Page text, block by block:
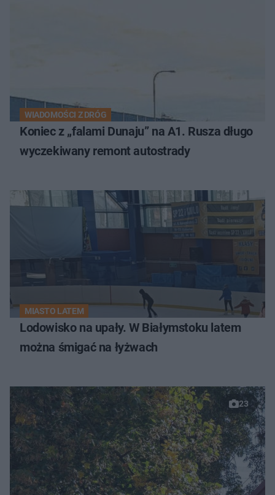
WIADOMOŚCI Z DRÓG
Koniec z „falami Dunaju” na A1. Rusza długo
wyczekiwany remont autostrady
MIASTO LATEM
Lodowisko na upały. W Białymstoku latem
można śmigać na łyżwach
23